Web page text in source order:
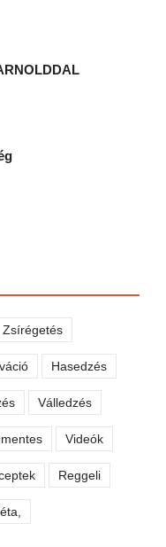
Zsírégetés
Hasedzés
Válledzés
Videók
Reggeli